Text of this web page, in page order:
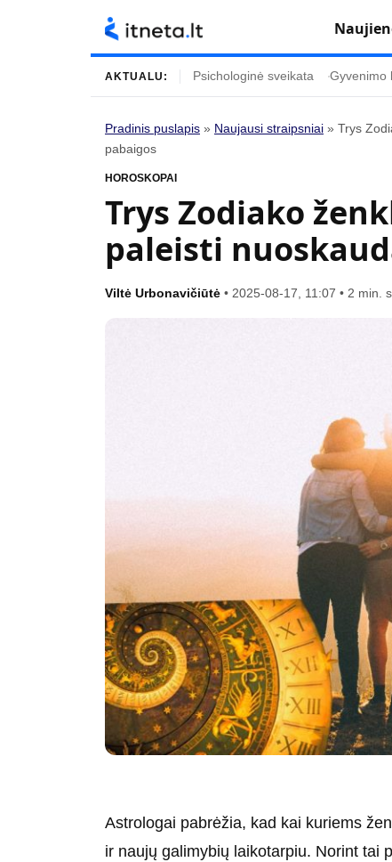
Turinys
Gyvenimas
Įdomybės
Kulinarija
Technologijos
AKTUALU: Psichologinė sveikata Gyvenimo
Pradinis puslapis » Naujausi straipsniai » Trys
pabaigos
HOROSKOPAI
Trys Zodiako
paleisti
Viltė Urbonavičiūtė • 2025-08-17, 11:07 • 2 min.
Astrologai pabrėžia, kad kai kuriems
ir naujų galimybių laikotarpiu. Norint tai